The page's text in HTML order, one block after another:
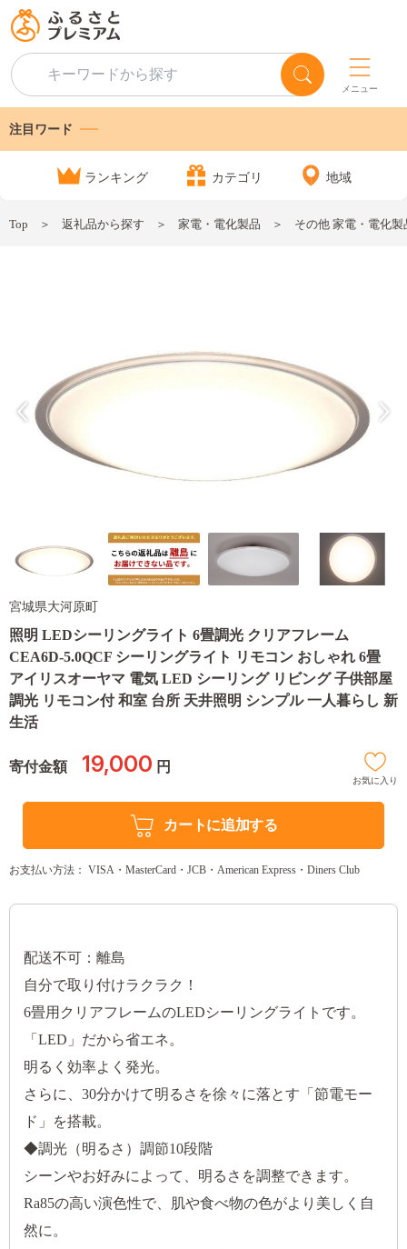
メニュー
注目ワード
ランキング カテゴリ 地域
Top 返礼品から探す 家電・電化製品 その他 家電・電化製
宮城県大河原町
照明 LEDシーリングライト 6畳調光 クリアフレーム
CEA6D-5.0QCF シーリングライト リモコン おしゃれ 6畳
アイリスオーヤマ 電気 LED シーリング リビング 子供部屋
調光 リモコン付 和室 台所 天井照明 シンプル 一人暮らし 新
生活
寄付金額 19,000 円
お気に入り
カートに追加する
お支払い方法： VISA・MasterCard・JCB・American Express・Diners Club
配送不可：離島
自分で取り付けラクラク！
6畳用クリアフレームのLEDシーリングライトです。
「LED」だから省エネ。
明るく効率よく発光。
さらに、30分かけて明るさを徐々に落とす「節電モー
ド」を搭載。
◆調光（明るさ）調節10段階
シーンやお好みによって、明るさを調整できます。
Ra85の高い演色性で、肌や食べ物の色がより美しく自
然に。